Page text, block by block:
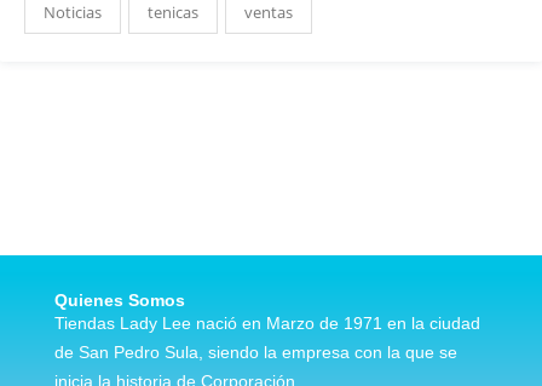
Noticias tenicas ventas
Quienes Somos
Tiendas Lady Lee nació en Marzo de 1971 en la ciudad
de San Pedro Sula, siendo la empresa con la que se
inicia la historia de Corporación…